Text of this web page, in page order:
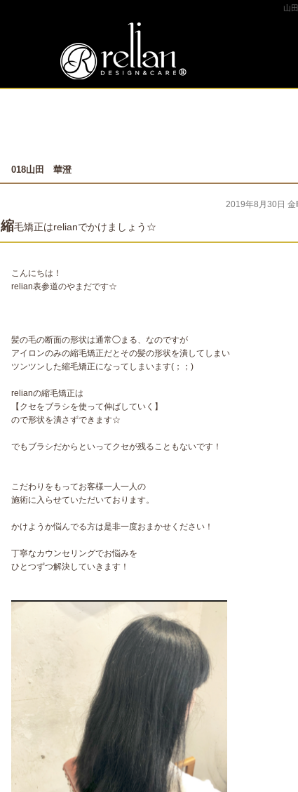
山
018山田 華澄
2019年8月30日 金
縮毛矯正はrelianでかけましょう☆
こんにちは！
relian表参道のやまだです☆
髪の毛の断面の形状は通常◯まる、なのですが
アイロンのみの縮毛矯正だとその髪の形状を潰してしまい
ツンツンした縮毛矯正になってしまいます(；；)
relianの縮毛矯正は
【クセをブラシを使って伸ばしていく】
ので形状を潰さずできます☆
でもブラシだからといってクセが残ることもないです！
こだわりをもってお客様一人一人の
施術に入らせていただいております。
かけようか悩んでる方は是非一度おまかせください！
丁寧なカウンセリングでお悩みを
ひとつずつ解決していきます！